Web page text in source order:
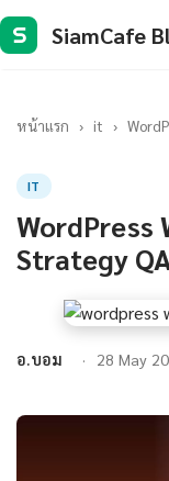
S SiamCafe
หน้าแรก › it ›
IT
WordPress
Strategy
อ.บอม 28 May